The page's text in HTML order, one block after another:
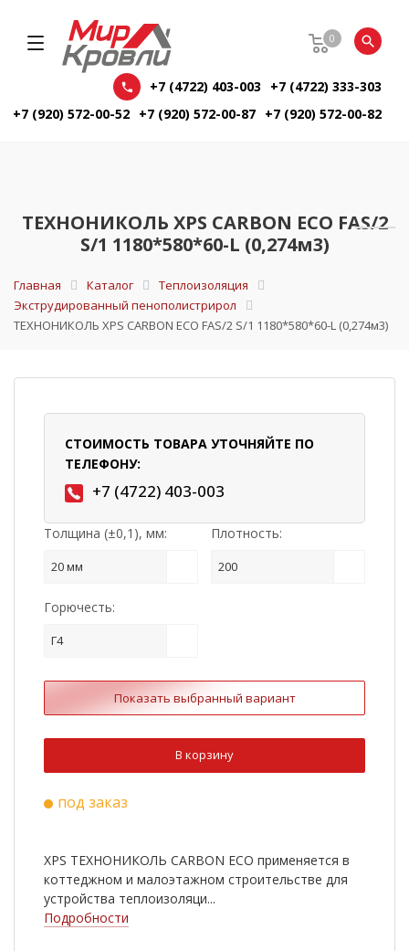
0
+7 (4722) 403-003
+7 (4722) 333-303
+7 (920) 572-00-52 +7 (920) 572-00-87 +7 (920) 572-00-82
ТЕХНОНИКОЛЬ XPS СARBON ECO FAS/2
S/1 1180*580*60-L (0,274м3)
Главная Каталог
Теплоизоляция
Экструдированный пенополистрирол
ТЕХНОНИКОЛЬ XPS СARBON ECO FAS/2 S/1 1180*580*60-L (0,274м3)
СТОИМОСТЬ ТОВАРА УТОЧНЯЙТЕ ПО
ТЕЛЕФОНУ:
+7 (4722) 403-003
Толщина (±0,1), мм:
20 мм
Плотность:
200
Горючесть:
Г4
Показать выбранный вариант
В корзину
под заказ
XPS ТЕХНОНИКОЛЬ CARBON ECO применяется в
коттеджном и малоэтажном строительстве для
устройства теплоизоляци...
Подробности